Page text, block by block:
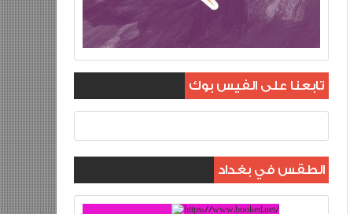
تابعنا على الفيس بوك
الطقس في بغداد